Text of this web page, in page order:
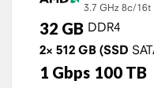
3.7 GHz 8c/16t
32 GB DDR4
2× 512 GB (SSD
1 Gbps 100 TB